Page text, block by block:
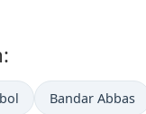
Bandar Abbas